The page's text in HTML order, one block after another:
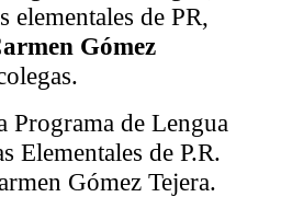
elementales de PR,
Gómez
Programa de Lengua
Elementales de P.R.
Gómez Tejera.